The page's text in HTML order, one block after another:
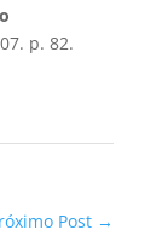
p. 82.
Post →